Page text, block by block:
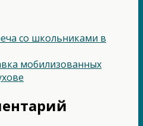
со школьниками в
мобилизованных